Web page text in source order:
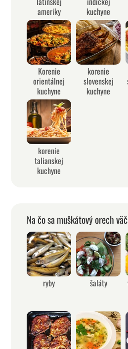
ameriky
kuchyne
Korenie
orientálnej
kuchyne
korenie
slovenskej
kuchyne
korenie
talianskej
kuchyne
Na čo sa muškátový orech
ryby šaláty